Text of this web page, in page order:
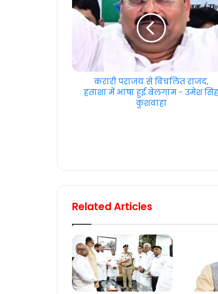
करारी पराजय से विचलित राजद,
हताशा में भाषा हुई बेलगाम - उमेश सिंह
कुशवाहा
Related Articles